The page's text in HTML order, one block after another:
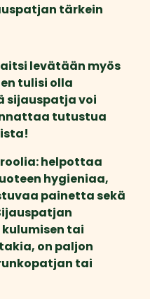
tärkein
levätään myös
tulisi olla
sijauspatja voi
tutustua
helpottaa
hygieniaa,
painetta sekä
tai
on paljon
tai